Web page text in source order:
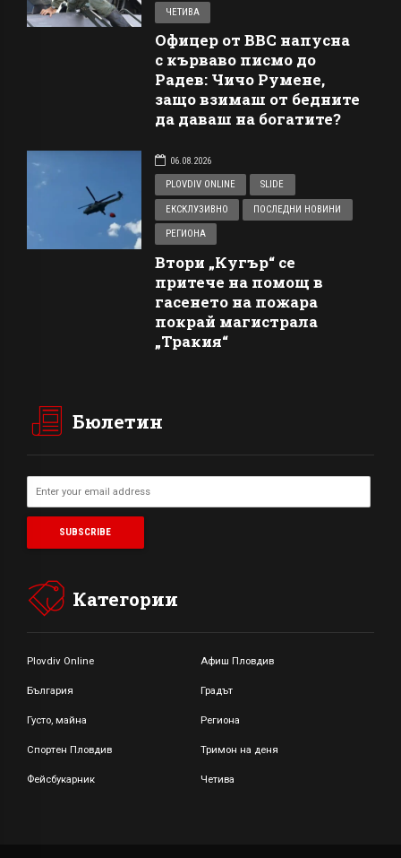
ЧЕТИВА
Офицер от ВВС напусна
с кърваво писмо до
Радев: Чичо Румене,
защо взимаш от бедните
да даваш на богатите?
06.08.2026
PLOVDIV ONLINE
SLIDE
ЕКСКЛУЗИВНО ПОСЛЕДНИ НОВИНИ
РЕГИОНА
Втори „Кугър“ се
притече на помощ в
гасенето на пожара
покрай магистрала
„Тракия“
Бюлетин
Категории
Plovdiv Online Афиш Пловдив
България Градът
Густо, майна Региона
Спортен Пловдив Тримон на деня
Фейсбукарник Четива